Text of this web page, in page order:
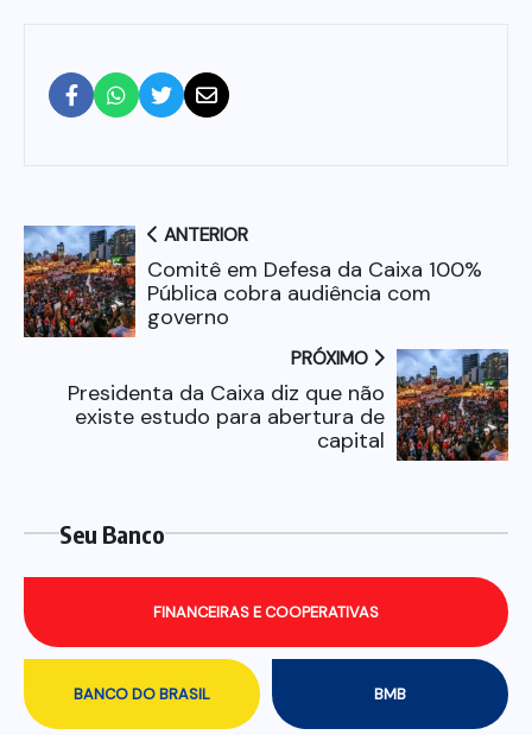
ANTERIOR
Comitê em Defesa da Caixa 100%
Pública cobra audiência com
governo
PRÓXIMO
Presidenta da Caixa diz que não
existe estudo para abertura de
capital
Seu Banco
BANCO DO BRASIL BMB
FINANCEIRAS E COOPERATIVAS